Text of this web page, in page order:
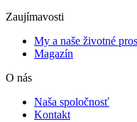
Zaujímavosti
My a naše životné
Magazín
O nás
Naša spoločnosť
Kontakt